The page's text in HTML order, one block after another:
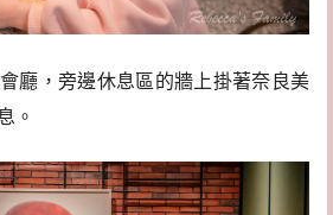
廳，旁邊休息區的牆上掛著奈良美
。